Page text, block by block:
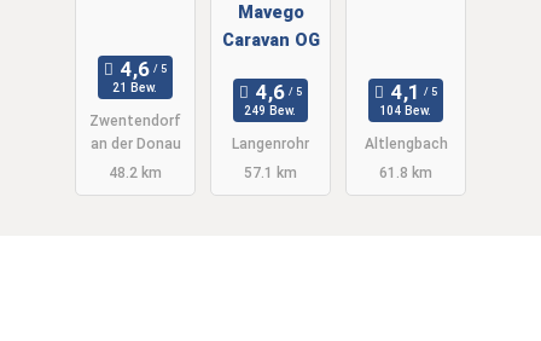
21 Bew.
Zwentendorf
an der Donau
48.2 km
Mavego
Caravan OG
249 Bew.
Langenrohr
57.1 km
104 Bew.
Altlengbach
61.8 km